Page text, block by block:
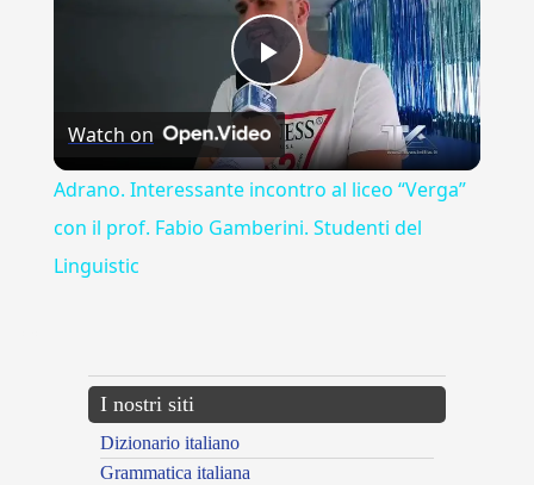
Play
Video
Watch on
Adrano. Interessante incontro al liceo “Verga”
con il prof. Fabio Gamberini. Studenti del
Linguistic
I nostri siti
Dizionario italiano
Grammatica italiana